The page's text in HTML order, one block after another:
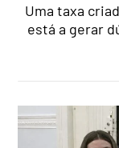
Uma taxa
está a gerar